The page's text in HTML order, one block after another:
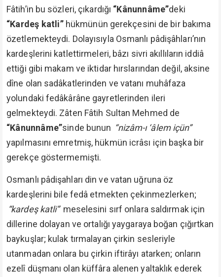
Fâtih’in bu sözleri, çıkardığı “Kânunnâme”deki
“Kardeş katli”hükmünün gerekçesini de bir bakıma
özetlemekteydi. Dolayısıyla Osmanlı pâdişâhları’nın
kardeşlerini katlettirmeleri, bâzı sivri akıllıların iddiâ
ettiği gibi makam ve iktidar hırslarından değil, aksine
dîne olan sadâkatlerinden ve vatanı muhâfaza
yolundaki fedâkârâne gayretlerinden ileri
gelmekteydi. Zâten Fâtih Sultan Mehmed de
“Kânunnâme”sinde bunun “nizâm-ı ‘âlem içün”
yapılmasını emretmiş, hükmün icrâsı için başka bir
gerekçe göstermemişti.
Osmanlı pâdişahları din ve vatan uğruna öz
kardeşlerini bile fedâ etmekten çekinmezlerken;
“kardeş katli” meselesini sırf onlara saldırmak için
dillerine dolayan ve ortalığı yaygaraya boğan çığırtkan
baykuşlar; kulak tırmalayan çirkin sesleriyle
utanmadan onlara bu çirkin iftirâyı atarken; onların
ezelî düşmanı olan küffâra alenen yaltaklık ederek